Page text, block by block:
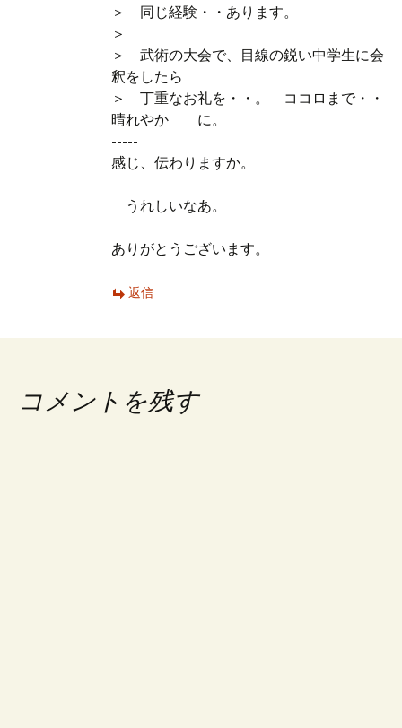
＞ 同じ経験・・あります。
＞
＞ 武術の大会で、目線の鋭い中学生に会
釈をしたら
＞ 丁重なお礼を・・。 ココロまで・・
晴れやか に。
-----
感じ、伝わりますか。
うれしいなあ。
ありがとうございます。
返信
コメントを残す